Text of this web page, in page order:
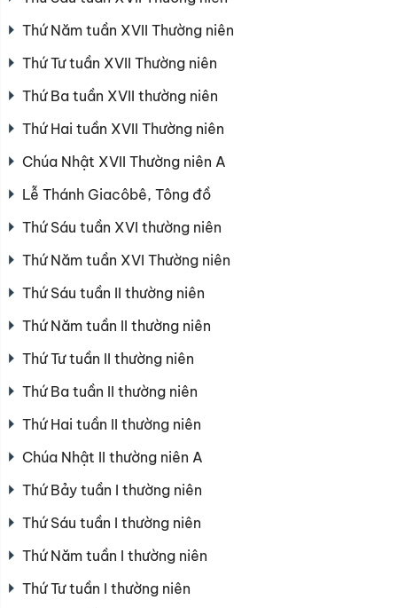
Thứ Năm tuần XVII Thường niên
Thứ Tư tuần XVII Thường niên
Thứ Ba tuần XVII thường niên
Thứ Hai tuần XVII Thường niên
Chúa Nhật XVII Thường niên A
Lễ Thánh Giacôbê, Tông đồ
Thứ Sáu tuần XVI thường niên
Thứ Năm tuần XVI Thường niên
Thứ Sáu tuần II thường niên
Thứ Năm tuần II thường niên
Thứ Tư tuần II thường niên
Thứ Ba tuần II thường niên
Thứ Hai tuần II thường niên
Chúa Nhật II thường niên A
Thứ Bảy tuần I thường niên
Thứ Sáu tuần I thường niên
Thứ Năm tuần I thường niên
Thứ Tư tuần I thường niên